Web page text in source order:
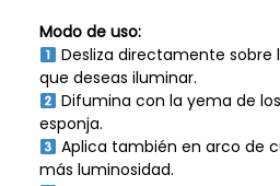
Modo de uso:
Desliza directamente sobre
que deseas iluminar.
Difumina con la yema de
esponja.
Aplica también en arco de
más luminosidad.